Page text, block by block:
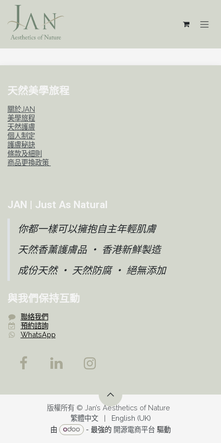
跳至內容
天然美學旅程
關於JAN
美學旅程
天然護膚
個人制定
護膚秘訣
條款及細則
商品更換政策
JAN | Just As Natural
你都一樣可以擁抱自主年輕肌膚
天然香薰護膚品 ‧ 香港新鮮製造
成份天然 ‧ 天然防腐 ‧ 絕無添加
與我們保持互動
聯絡我們​
預約諮詢
WhatsApp
版權所有 © Jan’s Aesthetics of Nature
繁體中文
|
English (UK)
由
- 最強的 開源電商平台 驅動